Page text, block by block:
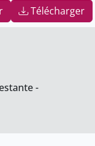
Télécharger
-